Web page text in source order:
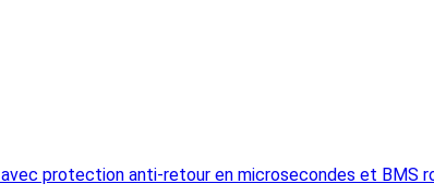
protection anti-retour en microsecondes et BMS